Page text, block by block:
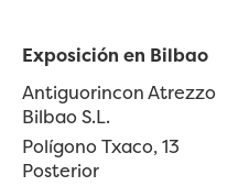
Exposición en Bilbao
Antiguorincon Atrezzo
Bilbao S.L.
Polígono Txaco, 13
Posterior